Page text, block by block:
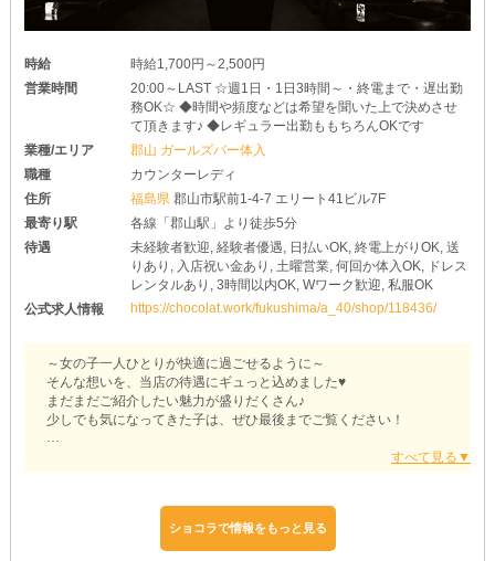
時給
時給1,700円～2,500円
営業時間
20:00～LAST ☆週1日・1日3時間～・終電まで・遅出勤
務OK☆ ◆時間や頻度などは希望を聞いた上で決めさせ
て頂きます♪ ◆レギュラー出勤ももちろんOKです
業種/エリア
郡山 ガールズバー体入
職種
カウンターレディ
住所
福島県郡山市駅前1-4-7 エリート41ビル7F
最寄り駅
各線「郡山駅」より徒歩5分
待遇
未経験者歓迎, 経験者優遇, 日払いOK, 終電上がりOK, 送
りあり, 入店祝い金あり, 土曜営業, 何回か体入OK, ドレス
レンタルあり, 3時間以内OK, Wワーク歓迎, 私服OK
公式求人情報
https://chocolat.work/fukushima/a_40/shop/118436/
～女の子一人ひとりが快適に過ごせるように～
そんな想いを、当店の待遇にギュっと込めました♥
まだまだご紹介したい魅力が盛りだくさん♪
少しでも気になってきた子は、ぜひ最後までご覧ください！
ಇ退勤時までバックアップಇ
「LASTまでガッツリ稼ぎたいけど、タクシー代がもったいない
ショコラで情報をもっと見る